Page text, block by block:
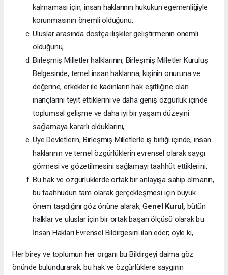
kalmaması için, insan haklarının hukukun egemenliğiyle
korunmasının önemli olduğunu,
Uluslar arasında dostça ilişkiler geliştirmenin önemli
olduğunu,
Birleşmiş Milletler halklarının, Birleşmiş Milletler Kuruluş
Belgesinde, temel insan haklarına, kişinin onuruna ve
değerine, erkekler ile kadınların hak eşitliğine olan
inançlarını teyit ettiklerini ve daha geniş özgürlük içinde
toplumsal gelişme ve daha iyi bir yaşam düzeyini
sağlamaya kararlı olduklarını,
Üye Devletlerin, Birleşmiş Milletlerle iş birliği içinde, insan
haklarının ve temel özgürlüklerin evrensel olarak saygı
görmesi ve gözetilmesini sağlamayı taahhüt ettiklerini,
Bu hak ve özgürlüklerde ortak bir anlayışa sahip olmanın,
bu taahhüdün tam olarak gerçekleşmesi için büyük
önem taşıdığını göz önüne alarak, Genel Kurul, bütün
halklar ve uluslar için bir ortak başarı ölçüsü olarak bu
İnsan Hakları Evrensel Bildirgesini ilan eder; öyle ki,
Her birey ve toplumun her organı bu Bildirgeyi daima göz
önünde bulundurarak, bu hak ve özgürlüklere saygının